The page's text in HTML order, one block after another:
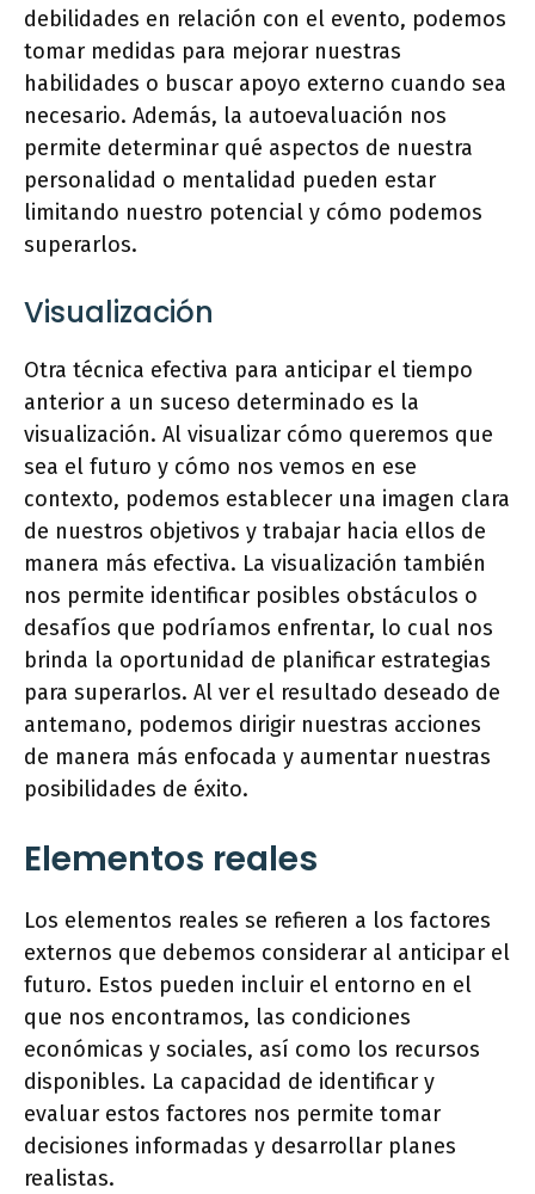
debilidades en relación con el evento, podemos
tomar medidas para mejorar nuestras
habilidades o buscar apoyo externo cuando sea
necesario. Además, la autoevaluación nos
permite determinar qué aspectos de nuestra
personalidad o mentalidad pueden estar
limitando nuestro potencial y cómo podemos
superarlos.
Visualización
Otra técnica efectiva para anticipar el tiempo
anterior a un suceso determinado es la
visualización. Al visualizar cómo queremos que
sea el futuro y cómo nos vemos en ese
contexto, podemos establecer una imagen clara
de nuestros objetivos y trabajar hacia ellos de
manera más efectiva. La visualización también
nos permite identificar posibles obstáculos o
desafíos que podríamos enfrentar, lo cual nos
brinda la oportunidad de planificar estrategias
para superarlos. Al ver el resultado deseado de
antemano, podemos dirigir nuestras acciones
de manera más enfocada y aumentar nuestras
posibilidades de éxito.
Elementos reales
Los elementos reales se refieren a los factores
externos que debemos considerar al anticipar el
futuro. Estos pueden incluir el entorno en el
que nos encontramos, las condiciones
económicas y sociales, así como los recursos
disponibles. La capacidad de identificar y
evaluar estos factores nos permite tomar
decisiones informadas y desarrollar planes
realistas.